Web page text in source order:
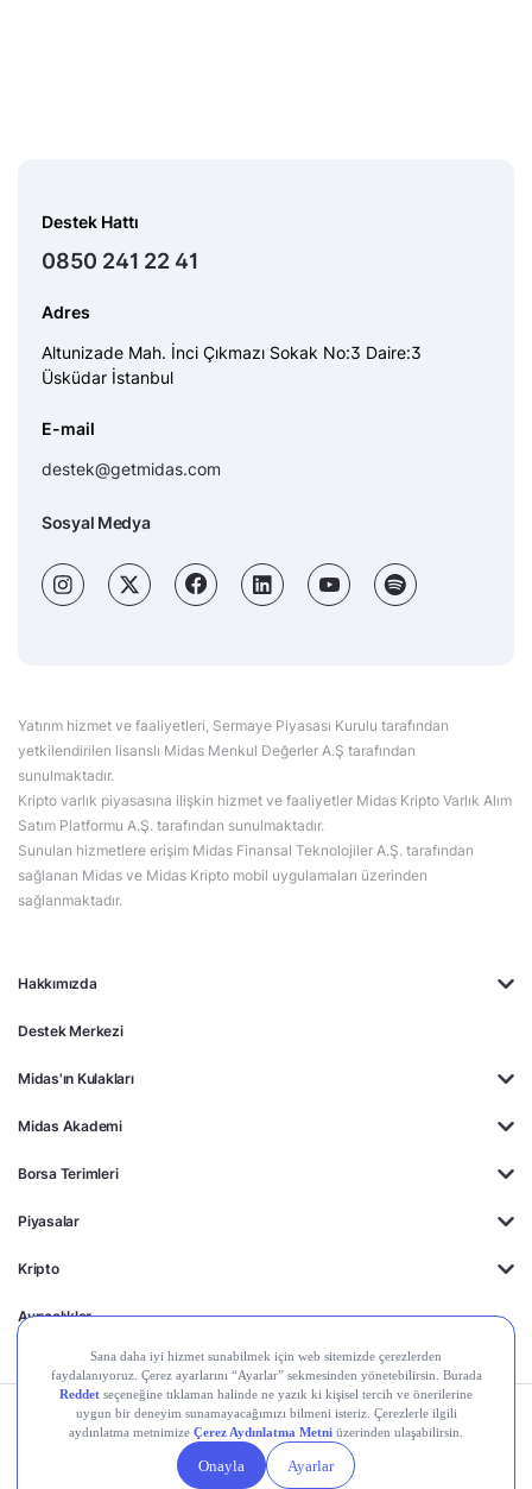
Hakkımızda
Destek Merkezi
Midas'ın Kulakları
Midas Akademi
Borsa Terimleri
Piyasalar
Kripto
Ayrıcalıklar
Destek Hattı
0850 241 22 41
Adres
Altunizade Mah. İnci Çıkmazı Sokak No:3 Daire:3
Üsküdar İstanbul
E-mail
destek@getmidas.com
Sosyal Medya
Yatırım hizmet ve faaliyetleri, Sermaye Piyasası Kurulu tarafından
yetkilendirilen lisanslı Midas Menkul Değerler A.Ş tarafından
sunulmaktadır.
Kripto varlık piyasasına ilişkin hizmet ve faaliyetler Midas Kripto Varlık Alım
Satım Platformu A.Ş. tarafından sunulmaktadır.
Sunulan hizmetlere erişim Midas Finansal Teknolojiler A.Ş. tarafından
sağlanan Midas ve Midas Kripto mobil uygulamaları üzerinden
sağlanmaktadır.
Kişisel Verilerin
Gizlilik
Politikası
Yasal
Duyurular
Çerez